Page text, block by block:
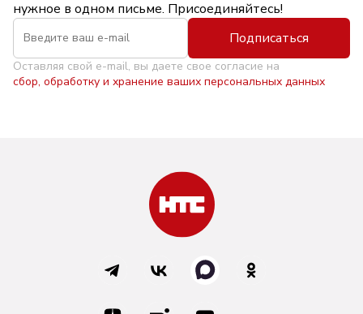
нужное в одном письме. Присоединяйтесь!
Подписаться
Оставляя свой e-mail, вы даете свое согласие на
сбор, обработку и хранение ваших персональных данных